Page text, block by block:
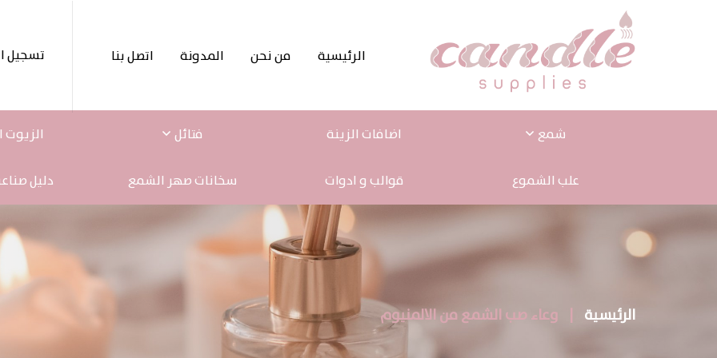
الرئيسية من نحن المدونة اتصل بنا تسجيل
شمع اضافات الزينة فتائل الزيوت
علب الشموع قوالب و ادوات سخانات صهر الشمع دليل
الرئيسية | وعاء صب الشمع من الالمنيوم